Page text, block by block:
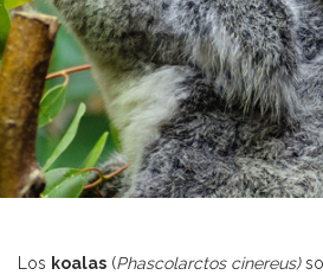
Los koalas (Phascolarctos cinereus)